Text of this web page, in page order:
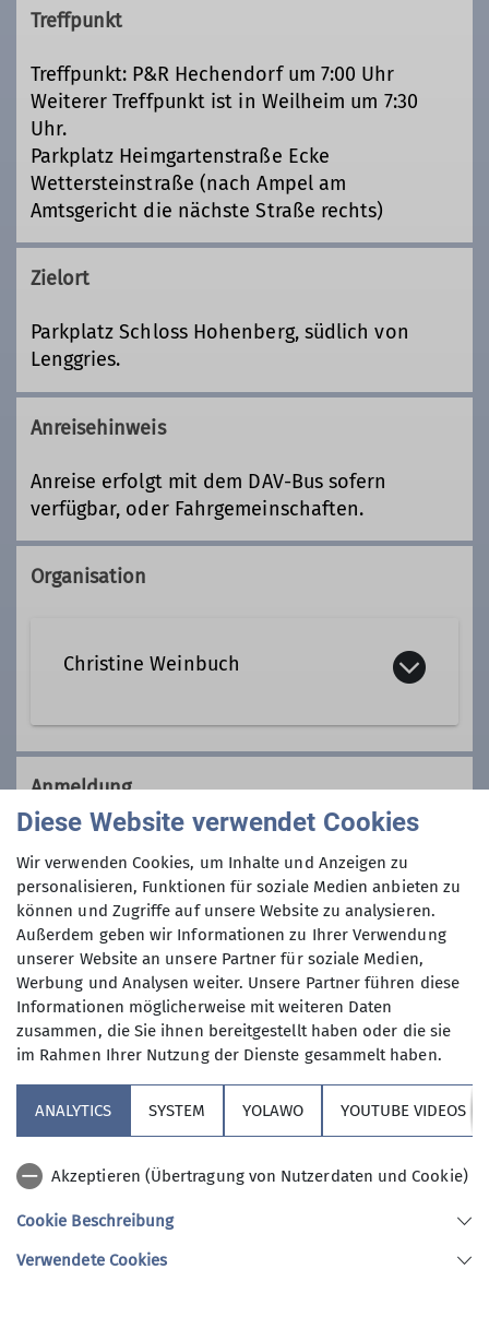
Treffpunkt
Treffpunkt: P&R Hechendorf um 7:00 Uhr
Weiterer Treffpunkt ist in Weilheim um 7:30
Uhr.
Parkplatz Heimgartenstraße Ecke
Wettersteinstraße (nach Ampel am
Amtsgericht die nächste Straße rechts)
Zielort
Parkplatz Schloss Hohenberg, südlich von
Lenggries.
Anreisehinweis
Anreise erfolgt mit dem DAV-Bus sofern
verfügbar, oder Fahrgemeinschaften.
Organisation
Christine Weinbuch
0881 7407
Kontakt aufnehmen
Qualifikationen
Wanderleiter*in
Anmeldung
Anmeldung bis
02.04.2026
Maximale Teilnehmeranzahl
8
Diese Website verwendet Cookies
Wir verwenden Cookies, um Inhalte und Anzeigen zu
personalisieren, Funktionen für soziale Medien anbieten zu
können und Zugriffe auf unsere Website zu analysieren.
Außerdem geben wir Informationen zu Ihrer Verwendung
unserer Website an unsere Partner für soziale Medien,
Werbung und Analysen weiter. Unsere Partner führen diese
Informationen möglicherweise mit weiteren Daten
zusammen, die Sie ihnen bereitgestellt haben oder die sie
im Rahmen Ihrer Nutzung der Dienste gesammelt haben.
ANALYTICS SYSTEM YOLAWO YOUTUBE VIDEOS
Akzeptieren (Übertragung von Nutzerdaten und Cookie)
Cookie Beschreibung
Verwendete Cookies